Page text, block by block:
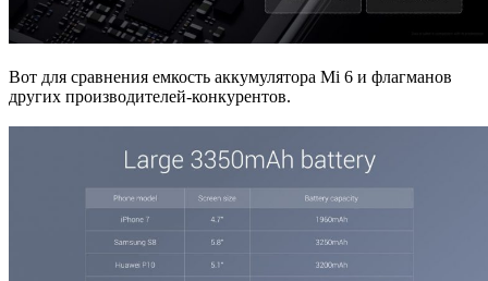
Вот для сравнения емкость аккумулятора Mi 6 и флагманов
других производителей-конкурентов.